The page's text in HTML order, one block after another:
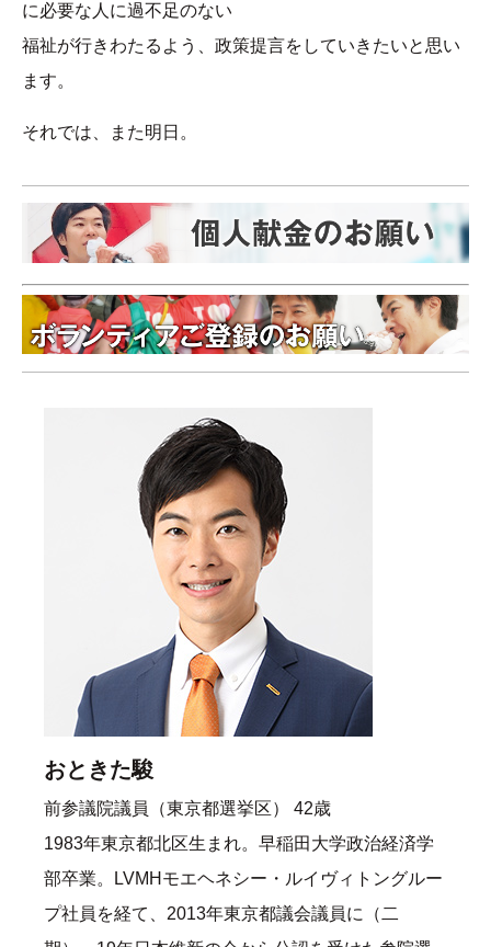
に必要な人に過不足のない
福祉が行きわたるよう、政策提言をしていきたいと思い
ます。
それでは、また明日。
おときた駿
前参議院議員（東京都選挙区） 42歳
1983年東京都北区生まれ。早稲田大学政治経済学
部卒業。LVMHモエヘネシー・ルイヴィトングルー
プ社員を経て、2013年東京都議会議員に（二